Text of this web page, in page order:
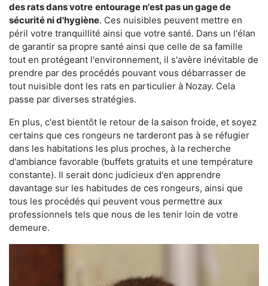
des rats dans votre entourage n'est pas un gage de
sécurité ni d'hygiène. Ces nuisibles peuvent mettre en
péril votre tranquillité ainsi que votre santé. Dans un l'élan
de garantir sa propre santé ainsi que celle de sa famille
tout en protégeant l'environnement, il s'avère inévitable de
prendre par des procédés pouvant vous débarrasser de
tout nuisible dont les rats en particulier à Nozay. Cela
passe par diverses stratégies.
En plus, c'est bientôt le retour de la saison froide, et soyez
certains que ces rongeurs ne tarderont pas à se réfugier
dans les habitations les plus proches, à la recherche
d'ambiance favorable (buffets gratuits et une température
constante). Il serait donc judicieux d'en apprendre
davantage sur les habitudes de ces rongeurs, ainsi que
tous les procédés qui peuvent vous permettre aux
professionnels tels que nous de les tenir loin de votre
demeure.